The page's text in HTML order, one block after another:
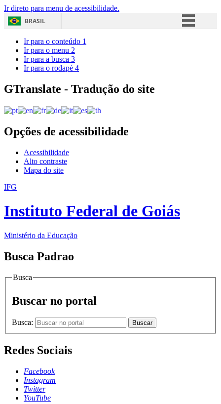
Ir direto para menu de acessibilidade.
BRASIL
Acesso à informação
Ir para o conteúdo 1
Ir para o menu 2
Ir para a busca 3
Ir para o rodapé 4
GTranslate - Tradução do site
Opções de acessibilidade
Acessibilidade
Alto contraste
Mapa do site
IFG
Instituto Federal de Goiás
Ministério da Educação
Busca Padrao
Busca
Buscar no portal
Busca: Buscar
Redes Sociais
Facebook
Instagram
Twitter
YouTube